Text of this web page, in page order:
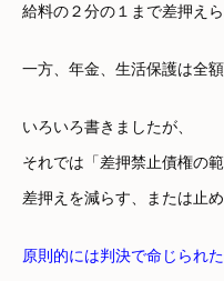
給料の２分の１まで差押えら
一方、年金、生活保護は全額
いろいろ書きましたが、
それでは「差押禁止債権の
差押えを減らす、または止
原則的には判決で命じられ